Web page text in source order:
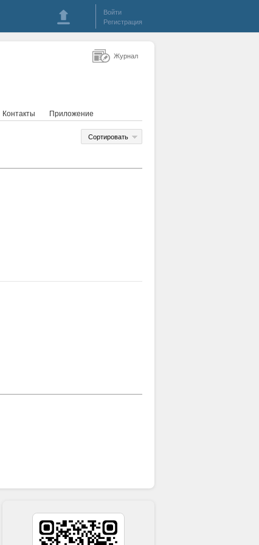
Войти
Регистрация
Контакты Приложение
Сортировать
Журнал